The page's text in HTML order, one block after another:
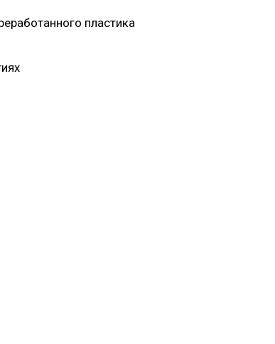
пластика